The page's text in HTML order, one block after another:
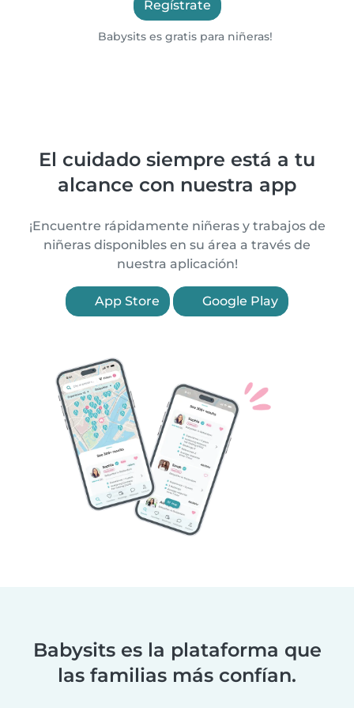
Regístrate
Babysits es gratis para niñeras!
El cuidado siempre está a tu
alcance con nuestra app
¡Encuentre rápidamente niñeras y trabajos de
niñeras disponibles en su área a través de
nuestra aplicación!
App Store Google Play
Babysits es la plataforma que
las familias más confían.